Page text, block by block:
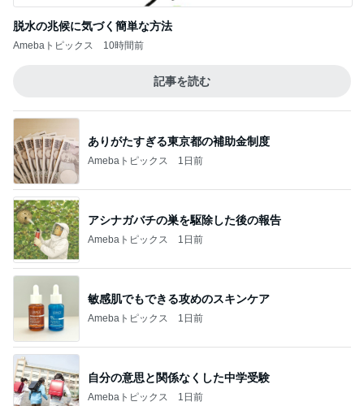
脱水の兆候に気づく簡単な方法
Amebaトピックス 10時間前
記事を読む
ありがたすぎる東京都の補助金制度
Amebaトピックス 1日前
アシナガバチの巣を駆除した後の報告
Amebaトピックス 1日前
敏感肌でもできる攻めのスキンケア
Amebaトピックス 1日前
自分の意思と関係なくした中学受験
Amebaトピックス 1日前